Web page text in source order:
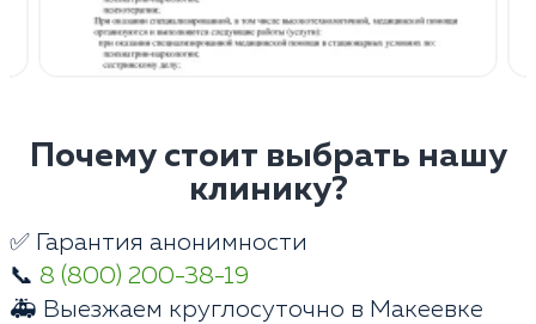
Почему стоит выбрать нашу
клинику?
✅ Гарантия анонимности
📞 8 (800) 200-38-19
🚑 Выезжаем круглосуточно в Макеевке